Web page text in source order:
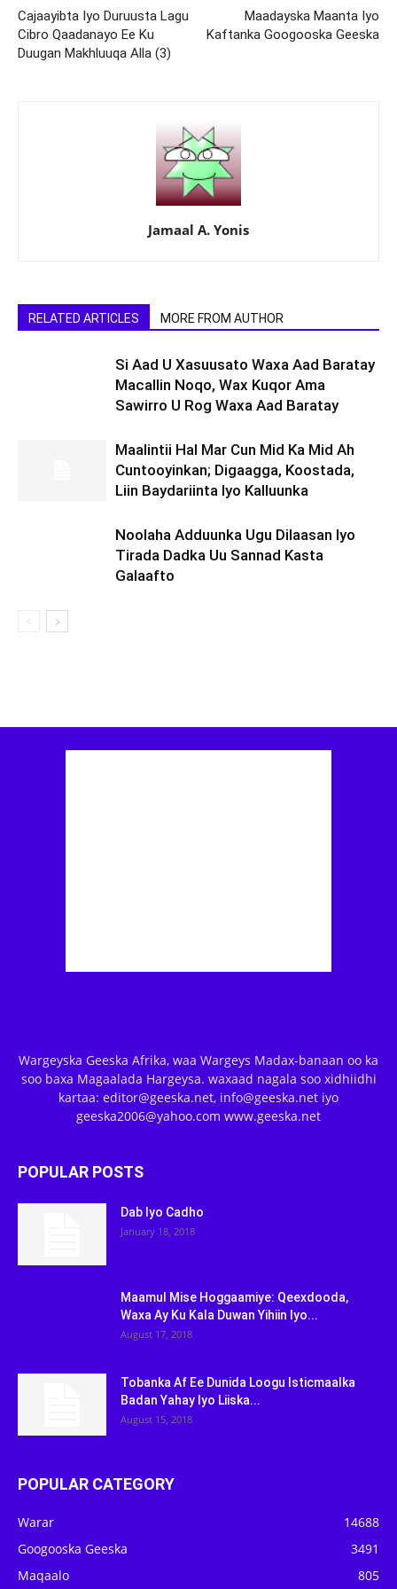
Cajaayibta Iyo Duruusta Lagu
Cibro Qaadanayo Ee Ku
Duugan Makhluuqa Alla (3)
Maadayska Maanta Iyo
Kaftanka Googooska Geeska
Jamaal A. Yonis
RELATED ARTICLES MORE FROM AUTHOR
Si Aad U Xasuusato Waxa Aad Baratay
Macallin Noqo, Wax Kuqor Ama
Sawirro U Rog Waxa Aad Baratay
Maalintii Hal Mar Cun Mid Ka Mid Ah
Cuntooyinkan; Digaagga, Koostada,
Liin Baydariinta Iyo Kalluunka
Noolaha Adduunka Ugu Dilaasan Iyo
Tirada Dadka Uu Sannad Kasta
Galaafto
Wargeyska Geeska Afrika, waa Wargeys Madax-banaan oo ka
soo baxa Magaalada Hargeysa. waxaad nagala soo xidhiidhi
kartaa: editor@geeska.net, info@geeska.net iyo
geeska2006@yahoo.com www.geeska.net
POPULAR POSTS
Dab Iyo Cadho
January 18, 2018
Maamul Mise Hoggaamiye: Qeexdooda,
Waxa Ay Ku Kala Duwan Yihiin Iyo...
August 17, 2018
Tobanka Af Ee Dunida Loogu Isticmaalka
Badan Yahay Iyo Liiska...
August 15, 2018
POPULAR CATEGORY
Warar
14688
Googooska Geeska
3491
Maqaalo
805